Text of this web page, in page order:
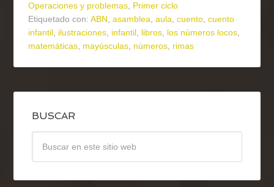
Operaciones y problemas, Primer ciclo
Etiquetado con:ABN,asamblea,aula,cuento,cuento
infantil, ilustraciones, infantil, libros, los números locos,
matemáticas, mayúsculas, números, rimas
BUSCAR